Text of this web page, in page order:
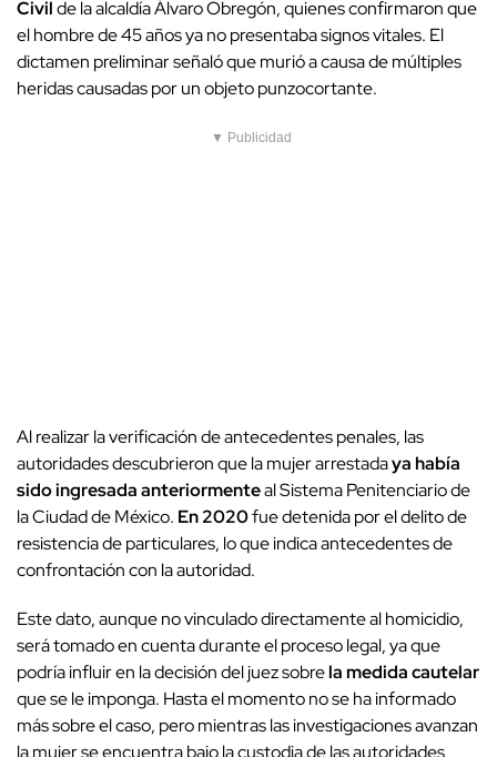
Civilde la alcaldía Álvaro Obregón, quienes confirmaron que
el hombre de 45 años ya no presentaba signos vitales. El
dictamen preliminar señaló que murió a causa de múltiples
heridas causadas por un objeto punzocortante.
▼ Publicidad
Al realizar la verificación de antecedentes penales, las
autoridades descubrieron que la mujer arrestadaya había
sido ingresada anteriormenteal Sistema Penitenciario de
la Ciudad de México. En 2020fue detenida por el delito de
resistencia de particulares, lo que indica antecedentes de
confrontación con la autoridad.
Este dato, aunque no vinculado directamente al homicidio,
será tomado en cuenta durante el proceso legal, ya que
podría influir en la decisión del juez sobrela medida cautelar
que se le imponga. Hasta el momento no se ha informado
más sobre el caso, pero mientras las investigaciones avanzan
la mujer se encuentra bajo la custodia de las autoridades